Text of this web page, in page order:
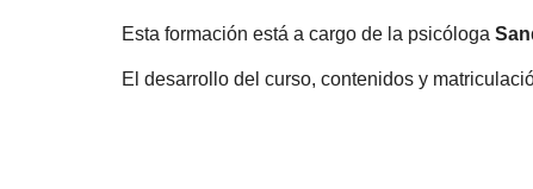
Esta formación está a cargo de la psicóloga
El desarrollo del curso, contenidos y